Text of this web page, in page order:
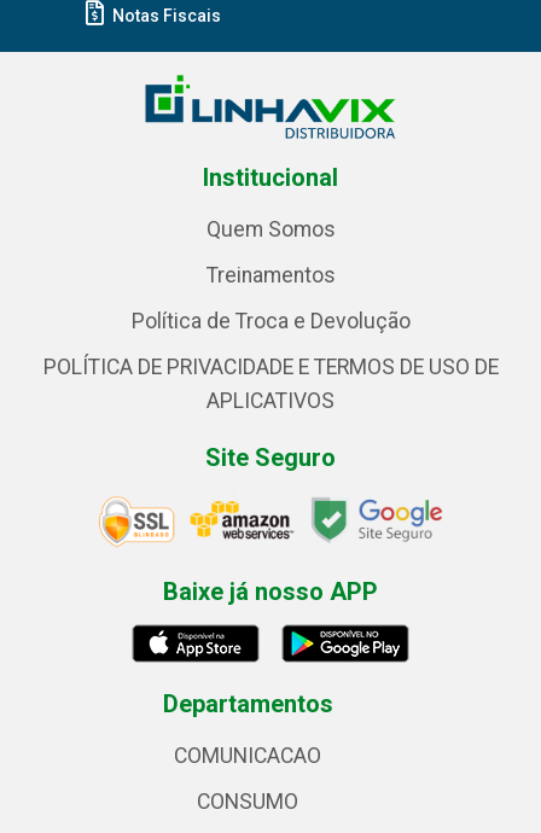
Notas Fiscais
Institucional
Quem Somos
Treinamentos
Política de Troca e Devolução
POLÍTICA DE PRIVACIDADE E TERMOS DE USO DE
APLICATIVOS
Site Seguro
Baixe já nosso APP
Departamentos
COMUNICACAO
CONSUMO